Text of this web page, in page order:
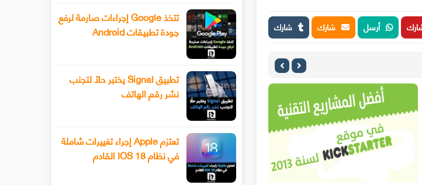
أرسل شارك شارك تتخذ Google إجراءات صارمة لرفع
جودة تطبيقات Android
تطبيق Signal يختبر حلًا لتجنب
نشر رقم الهاتف
تعتزم Apple إجراء تغييرات شاملة
في نظام IOS 18 القادم